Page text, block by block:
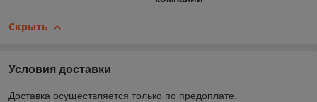
Скрыть
Условия доставки
Доставка осуществляется только по предоплате.